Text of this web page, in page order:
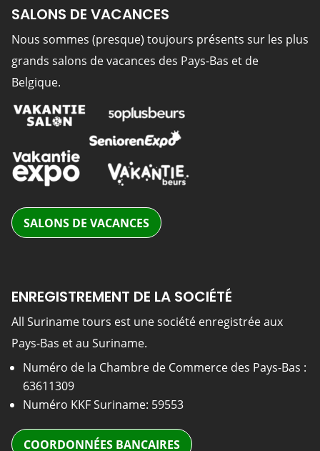
SALONS DE VACANCES
Nous sommes (presque) toujours présents sur les plus
grands salons de vacances des Pays-Bas et de
Belgique.
SALONS DE VACANCES
ENREGISTREMENT DE LA SOCIÉTÉ
All Suriname tours est une société enregistrée aux
Pays-Bas et au Suriname.
Numéro de la Chambre de Commerce des Pays-Bas :
63611309
Numéro KKF Suriname: 59553
COORDONNÉES BANCAIRES